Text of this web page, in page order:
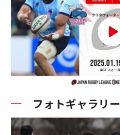
フォトギャラリー